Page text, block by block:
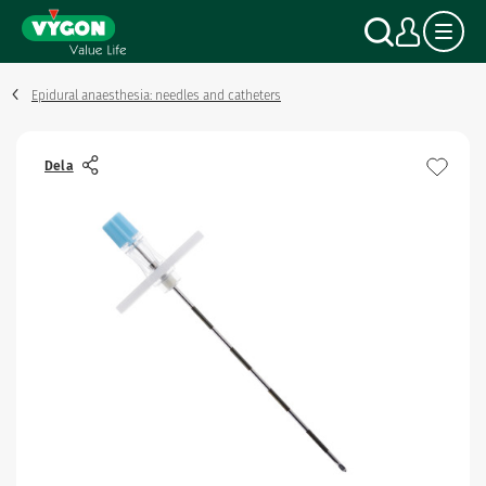
Cookie- hanteringspanel
huvudinnehåll
SökMitt
Epidural anaesthesia: needles and catheters
Dela